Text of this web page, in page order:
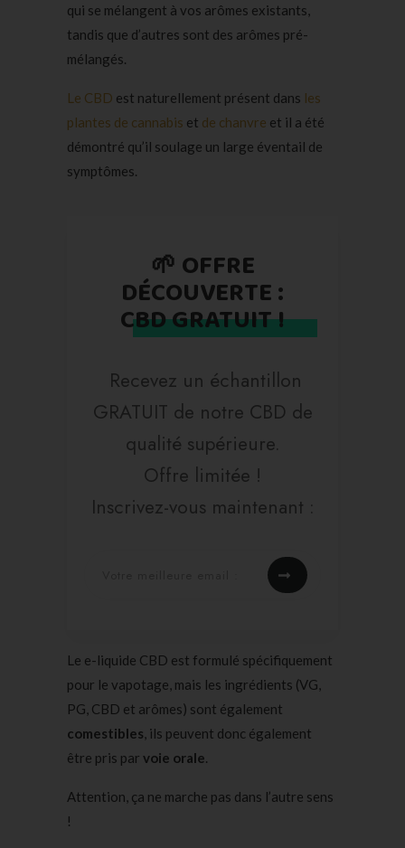
qui se mélangent à vos arômes existants,
tandis que d’autres sont des arômes pré-
mélangés.
Le CBD est naturellement présent dans les
plantes de cannabis et de chanvre et il a été
démontré qu’il soulage un large éventail de
symptômes.
🌱 OFFRE
DÉCOUVERTE :
CBD GRATUIT !
Recevez un échantillon
GRATUIT de notre CBD de
qualité supérieure.
Offre limitée !
Inscrivez-vous maintenant :
Le e-liquide CBD est formulé spécifiquement
pour le vapotage, mais les ingrédients (VG,
PG, CBD et arômes) sont également
comestibles, ils peuvent donc également
être pris par voie orale.
Attention, ça ne marche pas dans l’autre sens
!